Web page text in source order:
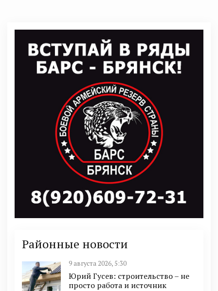
Районные новости
9 августа 2026, 5:30
Юрий Гусев: строительство – не
просто работа и источник